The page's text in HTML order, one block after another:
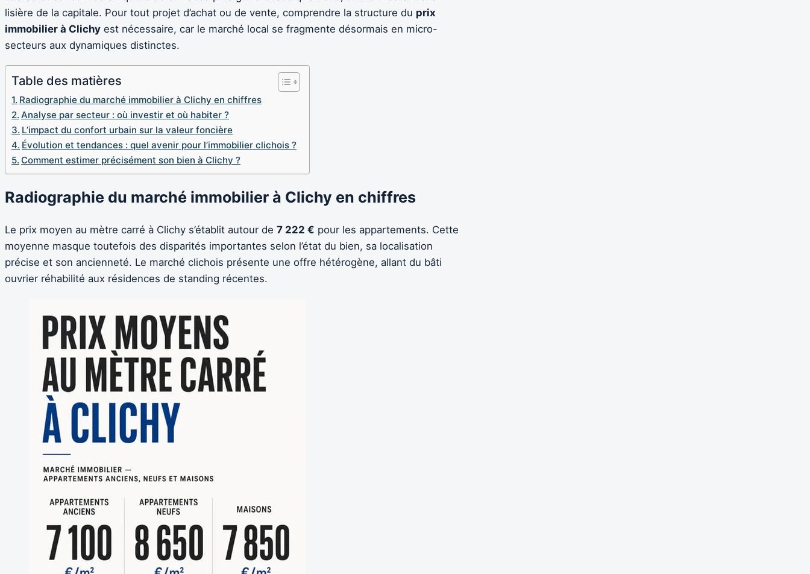
lisière de la capitale. Pour tout projet d’achat ou de vente, comprendre la structure du prix
immobilier à Clichy est nécessaire, car le marché local se fragmente désormais en micro-
secteurs aux dynamiques distinctes.
Table des matières
Radiographie du marché immobilier à Clichy en chiffres
Analyse par secteur : où investir et où habiter ?
L’impact du confort urbain sur la valeur foncière
Évolution et tendances : quel avenir pour l’immobilier clichois ?
Comment estimer précisément son bien à Clichy ?
Radiographie du marché immobilier à Clichy en chiffres
Le prix moyen au mètre carré à Clichy s’établit autour de 7 222 € pour les appartements. Cette
moyenne masque toutefois des disparités importantes selon l’état du bien, sa localisation
précise et son ancienneté. Le marché clichois présente une offre hétérogène, allant du bâti
ouvrier réhabilité aux résidences de standing récentes.